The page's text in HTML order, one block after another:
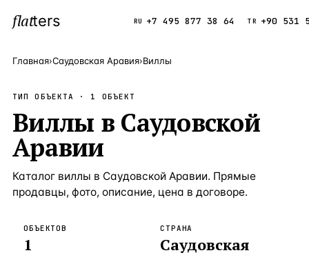
flatters RU +7 495 877 38 64 TR +90 531
ПОПУЛЯРНЫЕ НАПРАВЛЕНИЯ
Турция 9 143
Россия
Испания
Кипр —Страна 3 906
Греция 2 797
Главная›Саудовская Аравия›Виллы
ТИП ОБЪЕКТА · 1 ОБЪЕКТ
Виллы в Саудовской
Аравии
Каталог виллы в Саудовской Аравии. Прямые
продавцы, фото, описание, цена в договоре.
ОБЪЕКТОВ
1
СТРАНА
Саудовская